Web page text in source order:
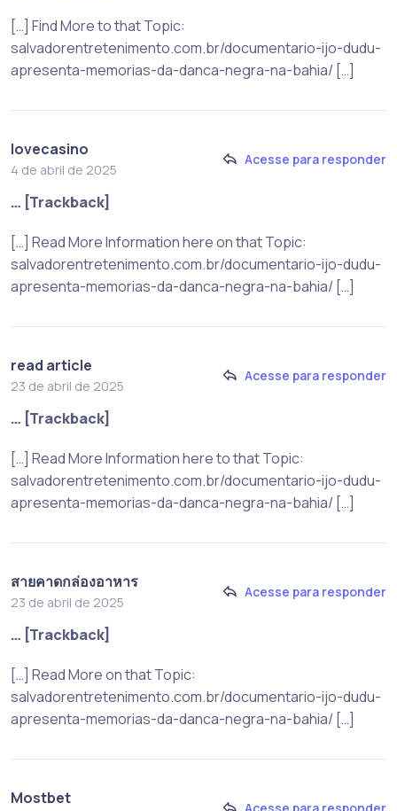
[…] Find More to that Topic:
salvadorentretenimento.com.br/documentario-ijo-dudu-
apresenta-memorias-da-danca-negra-na-bahia/ […]
lovecasino
4 de abril de 2025
Acesse para responder
… [Trackback]
[…] Read More Information here on that Topic:
salvadorentretenimento.com.br/documentario-ijo-dudu-
apresenta-memorias-da-danca-negra-na-bahia/ […]
read article
23 de abril de 2025
Acesse para responder
… [Trackback]
[…] Read More Information here to that Topic:
salvadorentretenimento.com.br/documentario-ijo-dudu-
apresenta-memorias-da-danca-negra-na-bahia/ […]
สายคาดกล่องอาหาร
23 de abril de 2025
Acesse para responder
… [Trackback]
[…] Read More on that Topic:
salvadorentretenimento.com.br/documentario-ijo-dudu-
apresenta-memorias-da-danca-negra-na-bahia/ […]
Mostbet